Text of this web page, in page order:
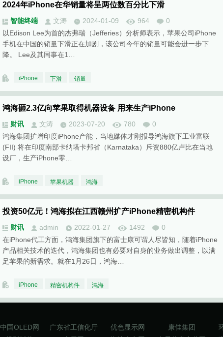
2024年iPhone在华销量将呈两位数百分比下滑
智能终端 文涛 2024-01-09 964
0
以Edison Lee为首的杰弗瑞（Jefferies）分析师表示，苹果公司iPhone
手机在中国的销量下滑正在加剧，该公司今年的销量可能会进一步下
降。 Lee及其同事在1…
iPhone 下滑 销量
鸿海砸2.3亿向苹果取得机器设备 用来生产iPhone
财讯 文涛 2023-07-20 780
0
鸿海集团扩增印度iPhone产能，当地媒体才刚报导鸿海旗下工业富联
(FII) 将在印度南部卡纳塔卡邦省（Karnataka）斥资880亿卢比在当地
设厂，生产iPhone零…
iPhone 苹果机器 鸿海
投资50亿元！鸿海拟在江西赣州扩产iPhone精密机构件
财讯 admin 2022-01-27 1492
0
在iPhone代工方面，鸿海集团旗下的富士康可谓人尽皆知，随着iPhone
产品相关技术的迭代，鸿海集团也有必要对自身的业务做出调整，以满
足苹果的新需求。就在1月26日，鸿海…
iPhone 精密机构件 鸿海
中国OLED网 广东省工信化厅 优色显示网 康佳集团